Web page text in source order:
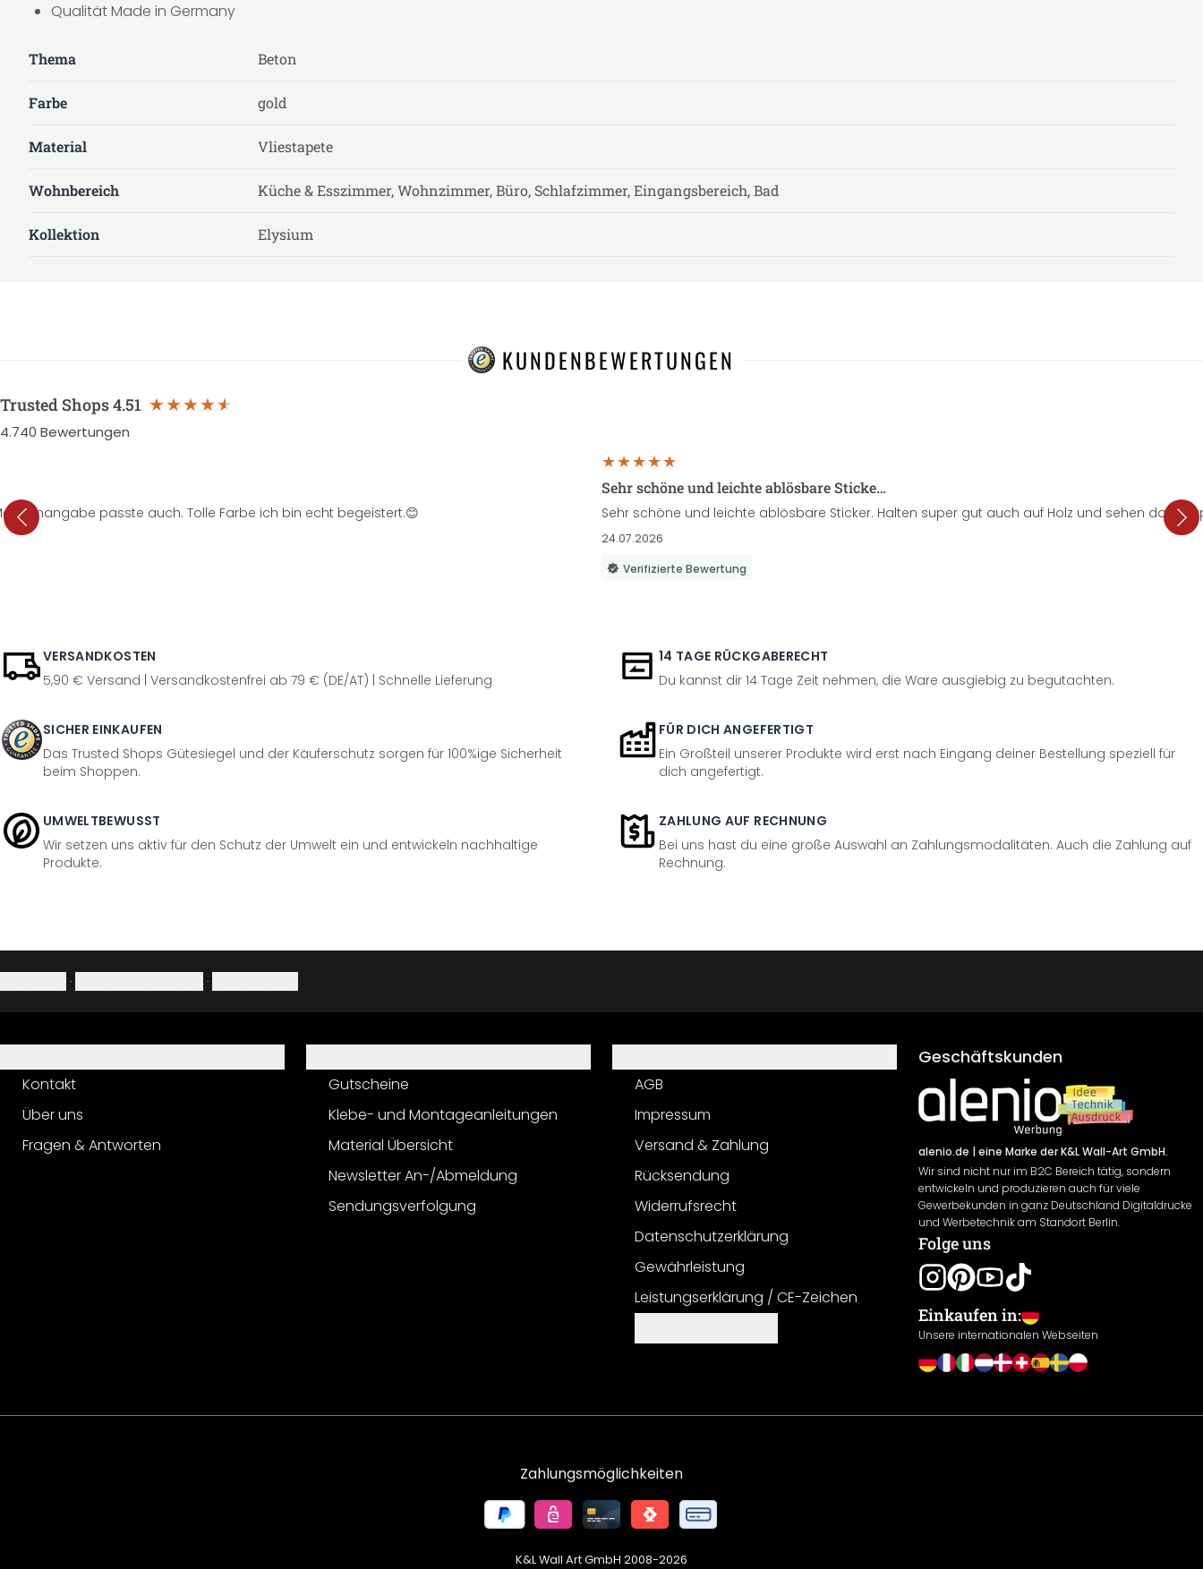
Qualität Made in Germany
Thema Beton
Farbe gold
Material Vliestapete
Wohnbereich Küche & Esszimmer, Wohnzimmer, Büro, Schlafzimmer, Eingangsbereich, Bad
Kollektion Elysium
KUNDENBEWERTUNGEN
Trusted Shops4.51
4.740 Bewertungen
passte auch. Tolle Farbe ich bin echt begeistert.😊
Sehr schöne und leichte ablösbare Sticke…
Sehr schöne und leichte ablösbare Sticker. Halten super gut auch auf Holz und sehen dazu
24.07.2026
Verifizierte Bewertung
VERSANDKOSTEN
5,90 € Versand | Versandkostenfrei ab 79 € (DE/AT) | Schnelle Lieferung
14 TAGE RÜCKGABERECHT
Du kannst dir 14 Tage Zeit nehmen, die Ware ausgiebig zu begutachten.
SICHER EINKAUFEN
Das Trusted Shops Gütesiegel und der Käuferschutz sorgen für 100%ige Sicherheit
beim Shoppen.
FÜR DICH ANGEFERTIGT
Ein Großteil unserer Produkte wird erst nach Eingang deiner Bestellung speziell für
dich angefertigt.
UMWELTBEWUSST
Wir setzen uns aktiv für den Schutz der Umwelt ein und entwickeln nachhaltige
Produkte.
ZAHLUNG AUF RECHNUNG
Bei uns hast du eine große Auswahl an Zahlungsmodalitäten. Auch die Zahlung auf
Rechnung.
· ·
Kontakt
Über uns
Fragen & Antworten
Gutscheine
Klebe- und Montageanleitungen
Material Übersicht
Newsletter An-/Abmeldung
Sendungsverfolgung
AGB
Impressum
Versand & Zahlung
Rücksendung
Widerrufsrecht
Datenschutzerklärung
Gewährleistung
Leistungserklärung / CE-Zeichen
Geschäftskunden
alenio.de | eine Marke der K&L Wall-Art GmbH.
Wir sind nicht nur im B2C Bereich tätig, sondern
entwickeln und produzieren auch für viele
Gewerbekunden in ganz Deutschland Digitaldrucke
und Werbetechnik am Standort Berlin.
Folge uns
Einkaufen in:
Unsere internationalen Webseiten
Zahlungsmöglichkeiten
K&L Wall Art GmbH 2008-2026